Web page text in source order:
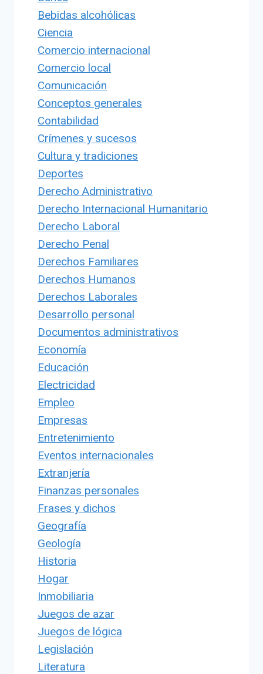
Bebidas alcohólicas
Ciencia
Comercio internacional
Comercio local
Comunicación
Conceptos generales
Contabilidad
Crímenes y sucesos
Cultura y tradiciones
Deportes
Derecho Administrativo
Derecho Internacional Humanitario
Derecho Laboral
Derecho Penal
Derechos Familiares
Derechos Humanos
Derechos Laborales
Desarrollo personal
Documentos administrativos
Economía
Educación
Electricidad
Empleo
Empresas
Entretenimiento
Eventos internacionales
Extranjería
Finanzas personales
Frases y dichos
Geografía
Geología
Historia
Hogar
Inmobiliaria
Juegos de azar
Juegos de lógica
Legislación
Literatura